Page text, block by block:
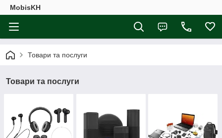
MobisKH
Товари та послуги
Товари та послуги